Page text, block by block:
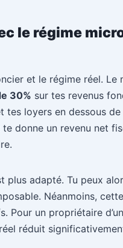
le régime
et le régime réel. Le
30% sur tes revenus
tes loyers en dessous
donne un revenu net
plus adapté. Tu peux
Néanmoins,
Pour un propriétaire
réduit